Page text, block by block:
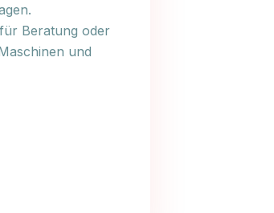
Beratung oder
und